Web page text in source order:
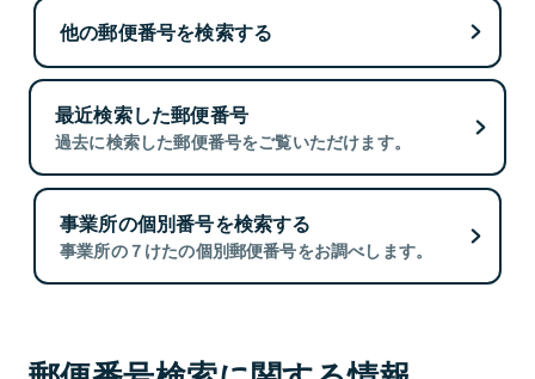
他の郵便番号を検索する
最近検索した郵便番号
過去に検索した郵便番号をご覧いただけます。
事業所の個別番号を検索する
事業所の７けたの個別郵便番号をお調べします。